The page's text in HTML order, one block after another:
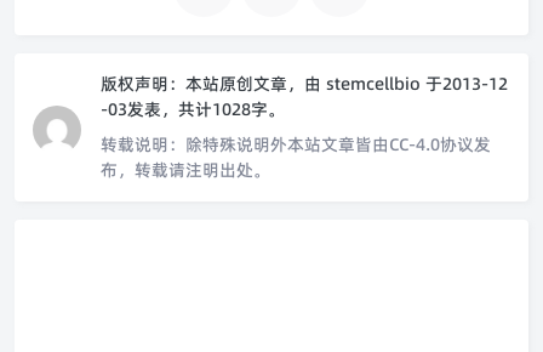
版权声明： 本站原创文章，由 stemcellbio 于2013-12
-03发表，共计1028字。
转载说明： 除特殊说明外本站文章皆由CC-4.0协议发
布，转载请注明出处。